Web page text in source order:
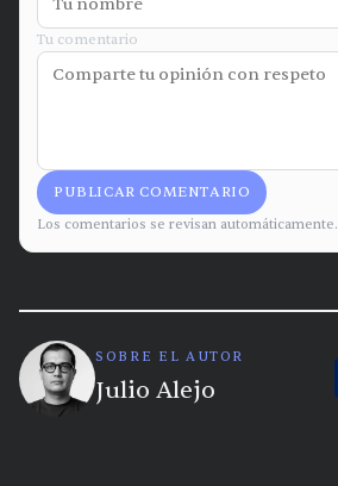
Tu comentario
PUBLICAR COMENTARIO
Los comentarios se revisan automáticamente.
SOBRE EL AUTOR
Julio Alejo